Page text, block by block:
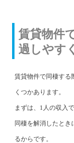
賃貸物件
過しやす
賃貸物件で同棲する
くつかあります。
まずは、1人の収入
同棲を解消したとき
るからです。